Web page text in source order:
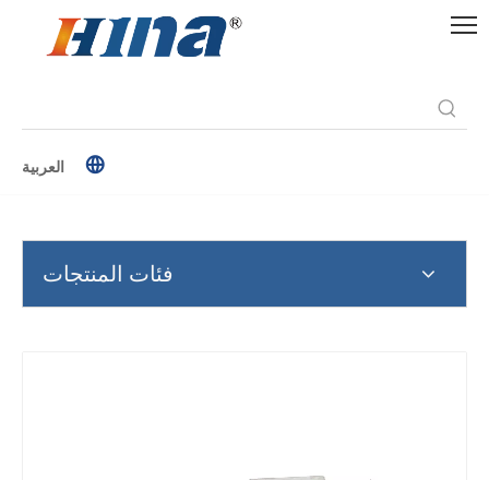
العربية
فئات المنتجات